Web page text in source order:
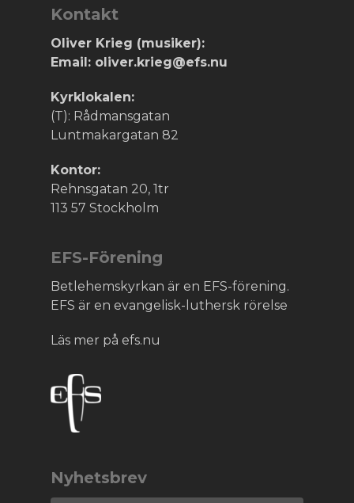
Kontakt
Oliver Krieg (musiker):
Email: oliver.krieg@efs.nu
Kyrklokalen:
(T): Rådmansgatan
Luntmakargatan 82
Kontor:
Rehnsgatan 20, 1tr
113 57 Stockholm
EFS-Förening
Betlehemskyrkan är en EFS-förening.
EFS är en evangelisk-luthersk rörelse
Läs mer på efs.nu
Nyhetsbrev